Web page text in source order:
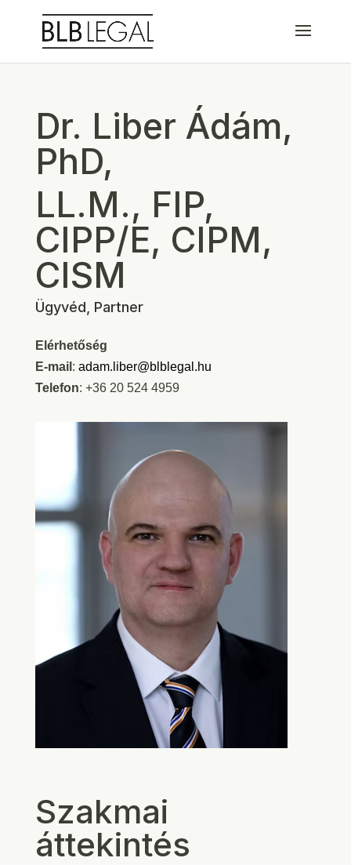
Dr. Liber Ádám,
PhD,
LL.M., FIP,
CIPP/E, CIPM,
CISM
Ügyvéd, Partner
Elérhetőség
E-mail : adam.liber@blblegal.hu
Telefon: +36 20 524 4959
Szakmai
áttekintés